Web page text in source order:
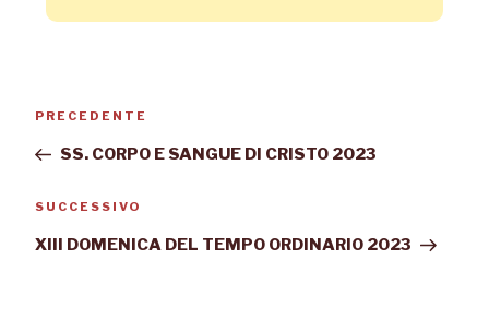
PRECEDENTE
SS. CORPO E SANGUE DI CRISTO 2023
SUCCESSIVO
XIII DOMENICA DEL TEMPO ORDINARIO 2023